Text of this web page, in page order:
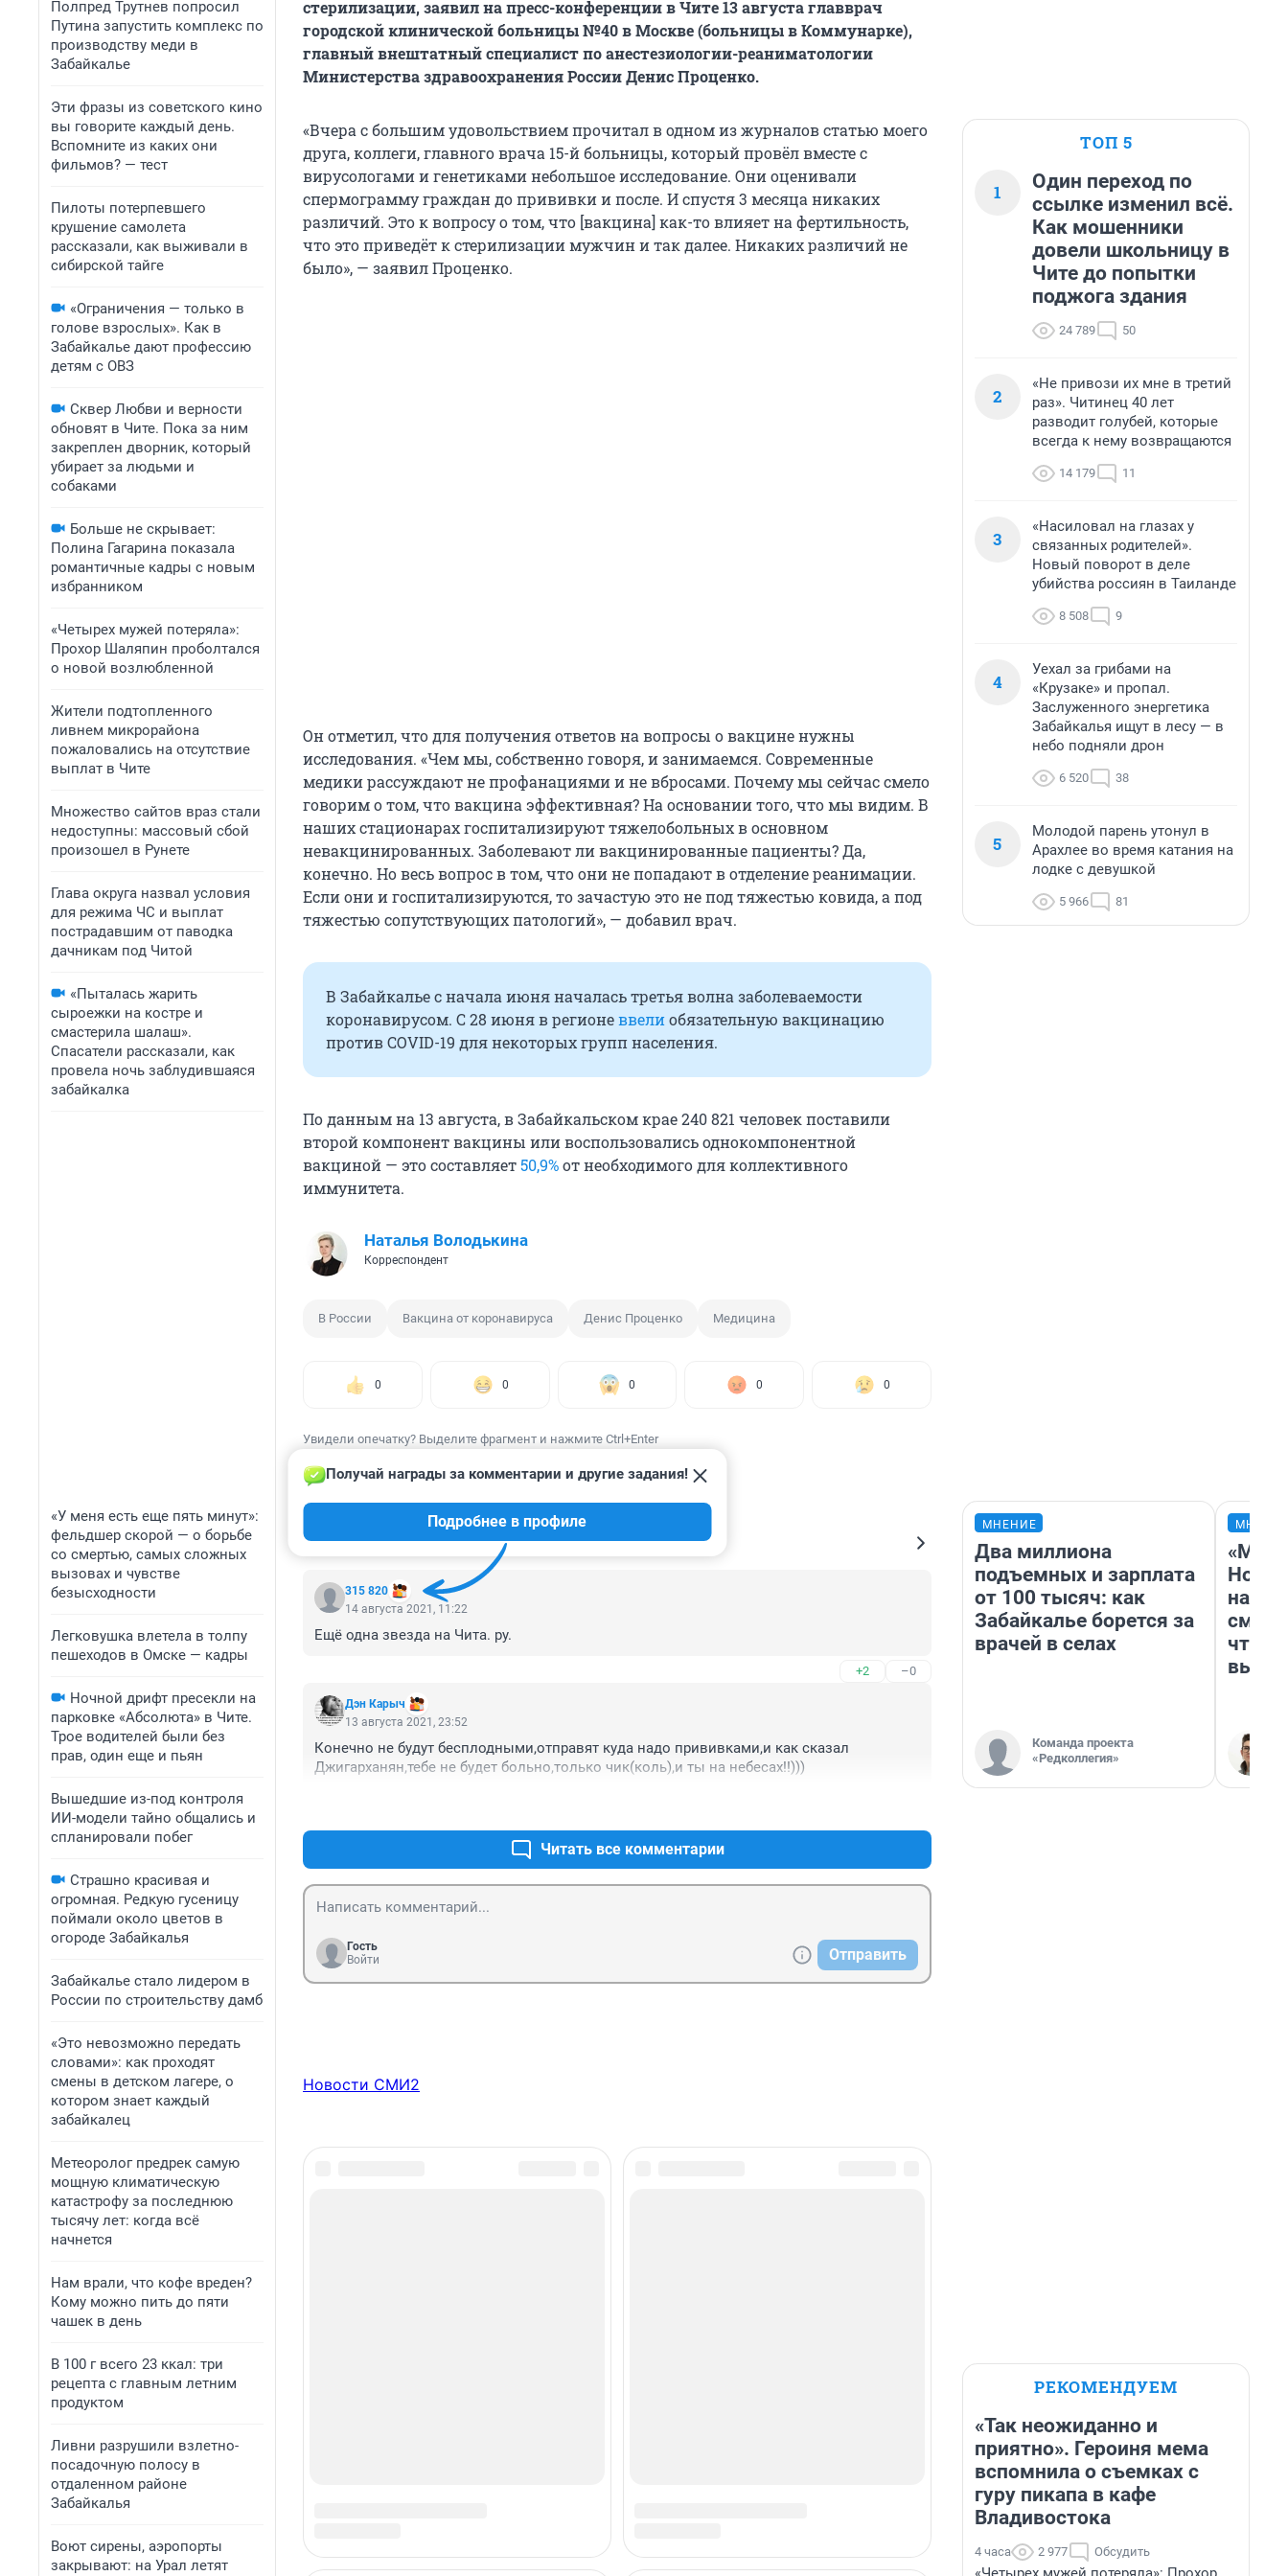
Полпред Трутнев попросил
Путина запустить комплекс по
производству меди в
Забайкалье
Эти фразы из советского кино
вы говорите каждый день.
Вспомните из каких они
фильмов? — тест
Пилоты потерпевшего
крушение самолета
рассказали, как выживали в
сибирской тайге
«Ограничения — только в
голове взрослых». Как в
Забайкалье дают профессию
детям с ОВЗ
Сквер Любви и верности
обновят в Чите. Пока за ним
закреплен дворник, который
убирает за людьми и
собаками
Больше не скрывает:
Полина Гагарина показала
романтичные кадры с новым
избранником
«Четырех мужей потеряла»:
Прохор Шаляпин проболтался
о новой возлюбленной
Жители подтопленного
ливнем микрорайона
пожаловались на отсутствие
выплат в Чите
Множество сайтов враз стали
недоступны: массовый сбой
произошел в Рунете
Глава округа назвал условия
для режима ЧС и выплат
пострадавшим от паводка
дачникам под Читой
«Пыталась жарить
сыроежки на костре и
смастерила шалаш».
Спасатели рассказали, как
провела ночь заблудившаяся
забайкалка
«У меня есть еще пять минут»:
фельдшер скорой — о борьбе
со смертью, самых сложных
вызовах и чувстве
безысходности
Легковушка влетела в толпу
пешеходов в Омске — кадры
Ночной дрифт пресекли на
парковке «Абсолюта» в Чите.
Трое водителей были без
прав, один еще и пьян
Вышедшие из-под контроля
ИИ-модели тайно общались и
спланировали побег
Страшно красивая и
огромная. Редкую гусеницу
поймали около цветов в
огороде Забайкалья
Забайкалье стало лидером в
России по строительству дамб
«Это невозможно передать
словами»: как проходят
смены в детском лагере, о
котором знает каждый
забайкалец
Метеоролог предрек самую
мощную климатическую
катастрофу за последнюю
тысячу лет: когда всё
начнется
Нам врали, что кофе вреден?
Кому можно пить до пяти
чашек в день
В 100 г всего 23 ккал: три
рецепта с главным летним
продуктом
Ливни разрушили взлетно-
посадочную полосу в
отдаленном районе
Забайкалья
Воют сирены, аэропорты
закрывают: на Урал летят
стерилизации, заявил на пресс-конференции в Чите 13 августа главврач
городской клинической больницы №40 в Москве (больницы в Коммунарке),
главный внештатный специалист по анестезиологии-реаниматологии
Министерства здравоохранения России Денис Проценко.
«Вчера с большим удовольствием прочитал в одном из журналов статью моего
друга, коллеги, главного врача 15-й больницы, который провёл вместе с
вирусологами и генетиками небольшое исследование. Они оценивали
спермограмму граждан до прививки и после. И спустя 3 месяца никаких
различий. Это к вопросу о том, что [вакцина] как-то влияет на фертильность,
что это приведёт к стерилизации мужчин и так далее. Никаких различий не
было», — заявил Проценко.
Он отметил, что для получения ответов на вопросы о вакцине нужны
исследования. «Чем мы, собственно говоря, и занимаемся. Современные
медики рассуждают не профанациями и не вбросами. Почему мы сейчас смело
говорим о том, что вакцина эффективная? На основании того, что мы видим. В
наших стационарах госпитализируют тяжелобольных в основном
невакцинированных. Заболевают ли вакцинированные пациенты? Да,
конечно. Но весь вопрос в том, что они не попадают в отделение реанимации.
Если они и госпитализируются, то зачастую это не под тяжестью ковида, а под
тяжестью сопутствующих патологий», — добавил врач.
В Забайкалье с начала июня началась третья волна заболеваемости
коронавирусом. С 28 июня в регионеввелиобязательную вакцинацию
против COVID-19 для некоторых групп населения.
По данным на 13 августа, в Забайкальском крае 240 821 человек поставили
второй компонент вакцины или воспользовались однокомпонентной
вакциной — это составляет50,9%от необходимого для коллективного
иммунитета.
Наталья Володькина
Корреспондент
В России Вакцина от коронавируса Денис Проценко Медицина
0 0 0 0 0
Увидели опечатку? Выделите фрагмент и нажмите Ctrl+Enter
КОММЕНТАРИИ 7
315 820
Получай награды за комментарии и другие задания!
Подробнее в профиле
14 августа 2021, 11:22
Ещё одна звезда на Чита. ру.
+2 –0
Дэн Карыч
13 августа 2021, 23:52
Конечно не будут бесплодными,отправят куда надо прививками,и как сказал
Джигарханян,тебе не будет больно,только чик(коль),и ты на небесах!!)))
Читать все комментарии
Гость
Войти
Отправить
Новости СМИ2
ТОП 5
1
Один переход по
ссылке изменил всё.
Как мошенники
довели школьницу в
Чите до попытки
поджога здания
24 789 50
2
«Не привози их мне в третий
раз». Читинец 40 лет
разводит голубей, которые
всегда к нему возвращаются
14 179 11
3
«Насиловал на глазах у
связанных родителей».
Новый поворот в деле
убийства россиян в Таиланде
8 508 9
4
Уехал за грибами на
«Крузаке» и пропал.
Заслуженного энергетика
Забайкалья ищут в лесу — в
небо подняли дрон
6 520 38
5
Молодой парень утонул в
Арахлее во время катания на
лодке с девушкой
5 966 81
МНЕНИЕ
Два миллиона
подъемных и зарплата
от 100 тысяч: как
Забайкалье борется за
врачей в селах
Команда проекта
«Редколлегия»
«Мы
РЕКОМЕНДУЕМ
«Так неожиданно и
приятно». Героиня мема
вспомнила о съемках с
гуру пикапа в кафе
Владивостока
4 часа 2 977 Обсудить